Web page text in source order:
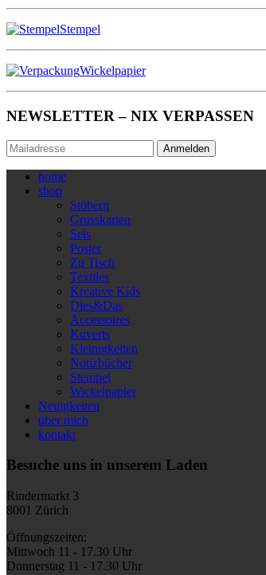
Stempel
Wickelpapier
NEWSLETTER – NIX VERPASSEN
Anmelden
home
shop
Stöbern
Grusskarten
Sets
Poster
Zu Tisch
Textiles
Kreative Kids
Dies&Das
Accessoires
Kuverts
Kleinigkeiten
Notizbücher
Stempel
Wickelpapier
Neuigkeiten
über mich
kontakt
Besuche uns in unserem Laden
Rindermarkt 3
8001 Zürich
Öffnungszeiten:
Mittwoch 11 - 17.30 Uhr
Donnerstag 11 - 17.30 Uhr